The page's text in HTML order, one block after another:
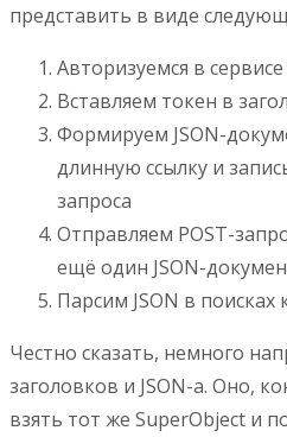
представить в виде
Авторизуемся в
Вставляем токен в
Формируем JSON-
длинную ссылку и
запроса
Отправляем POST-
ещё один JSON-
Парсим JSON в поисках
Честно сказать, немного
заголовков и JSON-а. Оно,
взять тот же SuperObject и